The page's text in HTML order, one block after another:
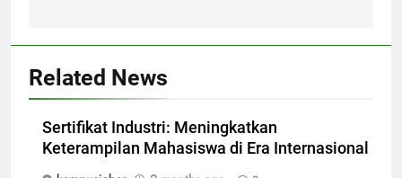
Related News
Sertifikat Industri: Meningkatkan
Keterampilan Mahasiswa di Era Internasional